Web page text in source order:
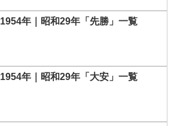
1954年｜昭和29年「先勝」一覧
1954年｜昭和29年「大安」一覧